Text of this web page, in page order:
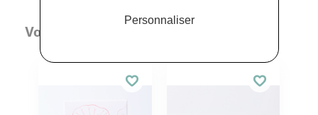
Vous aimerez aussi
Personnaliser